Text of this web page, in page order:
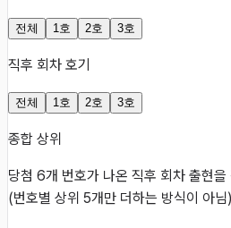
전체 1호 2호 3호
직후 회차 호기
전체 1호 2호 3호
종합 상위
당첨 6개 번호가 나온 직후 회차 출현을
(번호별 상위 5개만 더하는 방식이 아님)